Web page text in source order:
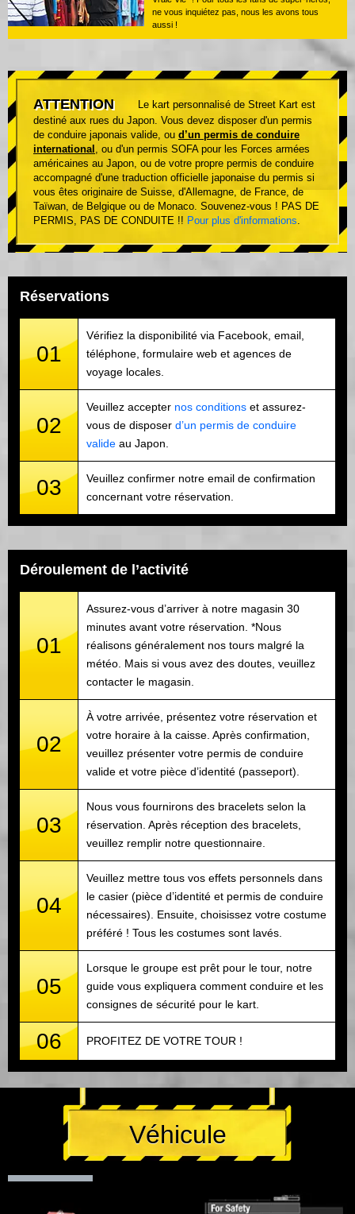
ne vous inquiétez pas, nous les avons tous
aussi !
ATTENTION
Le kart personnalisé de Street Kart est
destiné aux rues du Japon. Vous devez disposer d'un permis
de conduire japonais valide, ou d’un permis de conduire
international , ou d'un permis SOFA pour les Forces armées
américaines au Japon, ou de votre propre permis de conduire
accompagné d'une traduction officielle japonaise du permis si
vous êtes originaire de Suisse, d'Allemagne, de France, de
Taïwan, de Belgique ou de Monaco. Souvenez-vous ! PAS DE
PERMIS, PAS DE CONDUITE !! Pour plus d'informations.
Réservations
01
Vérifiez la disponibilité via Facebook, email,
téléphone, formulaire web et agences de
voyage locales.
02
Veuillez accepter nos conditions et assurez-
vous de disposer d’un permis de conduire
valide au Japon.
03
Veuillez confirmer notre email de confirmation
concernant votre réservation.
Déroulement de l’activité
01
Assurez-vous d’arriver à notre magasin 30
minutes avant votre réservation. *Nous
réalisons généralement nos tours malgré la
météo. Mais si vous avez des doutes, veuillez
contacter le magasin.
02
À votre arrivée, présentez votre réservation et
votre horaire à la caisse. Après confirmation,
veuillez présenter votre permis de conduire
valide et votre pièce d’identité (passeport).
03
Nous vous fournirons des bracelets selon la
réservation. Après réception des bracelets,
veuillez remplir notre questionnaire.
04
Veuillez mettre tous vos effets personnels dans
le casier (pièce d’identité et permis de conduire
nécessaires). Ensuite, choisissez votre costume
préféré ! Tous les costumes sont lavés.
05
Lorsque le groupe est prêt pour le tour, notre
guide vous expliquera comment conduire et les
consignes de sécurité pour le kart.
06 PROFITEZ DE VOTRE TOUR !
Véhicule